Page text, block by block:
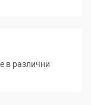
в различни